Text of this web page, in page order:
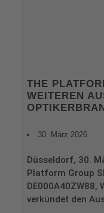
THE
WEITEREN
30. März 2026
Düsseldorf, 30.
Platform Group
DE000A40ZW88,
verkündet den